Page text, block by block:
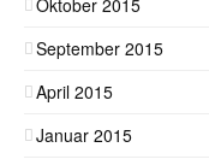
Oktober 2015
September 2015
April 2015
Januar 2015